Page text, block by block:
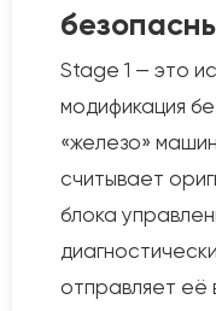
Stage 1 — это
модификация
«железо»
считывает
блока
отправляет её